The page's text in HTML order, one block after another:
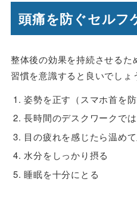
頭痛を防ぐセルフ
整体後の効果を持続させる
習慣を意識すると良いでしょ
姿勢を正す（スマホ首を防
長時間のデスクワークで
目の疲れを感じたら温め
水分をしっかり摂る
睡眠を十分にとる